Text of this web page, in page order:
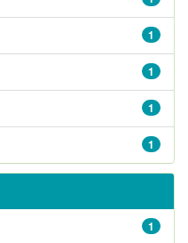
1
1
1
1
1